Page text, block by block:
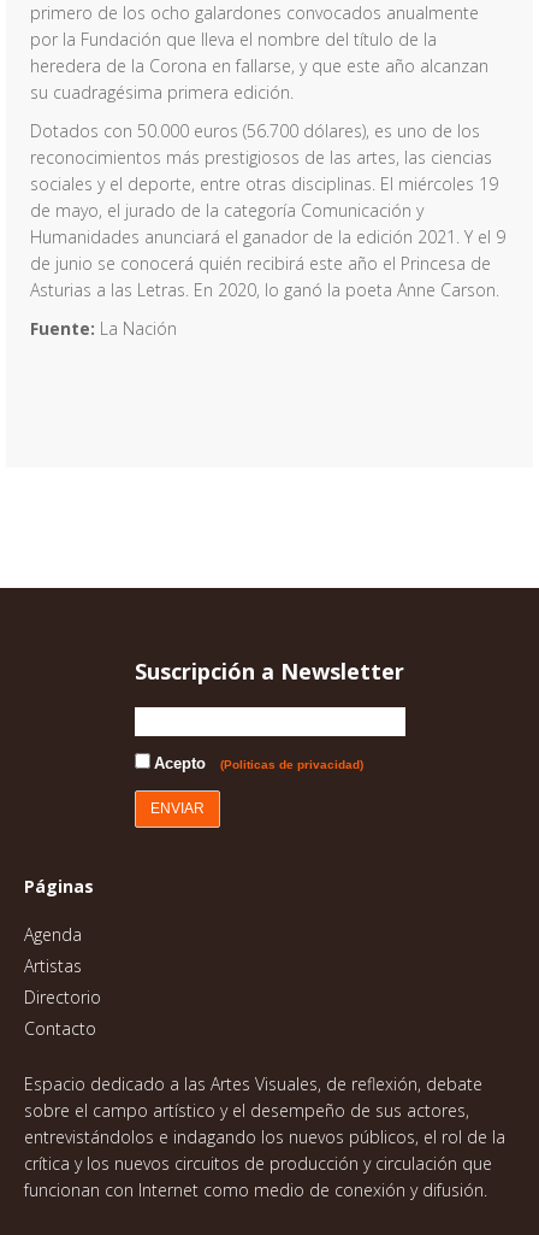
primero de los ocho galardones convocados anualmente
por la Fundación que lleva el nombre del título de la
heredera de la Corona en fallarse, y que este año alcanzan
su cuadragésima primera edición.
Dotados con 50.000 euros (56.700 dólares), es uno de los
reconocimientos más prestigiosos de las artes, las ciencias
sociales y el deporte, entre otras disciplinas. El miércoles 19
de mayo, el jurado de la categoría Comunicación y
Humanidades anunciará el ganador de la edición 2021. Y el 9
de junio se conocerá quién recibirá este año el Princesa de
Asturias a las Letras. En 2020, lo ganó la poeta Anne Carson.
Fuente: La Nación
Suscripción a Newsletter
Acepto (Politicas de privacidad)
Páginas
Agenda
Artistas
Directorio
Contacto
Espacio dedicado a las Artes Visuales, de reflexión, debate
sobre el campo artístico y el desempeño de sus actores,
entrevistándolos e indagando los nuevos públicos, el rol de la
crítica y los nuevos circuitos de producción y circulación que
funcionan con Internet como medio de conexión y difusión.